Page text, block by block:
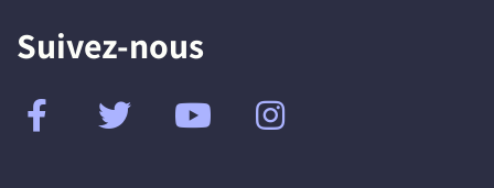
Suivez-nous